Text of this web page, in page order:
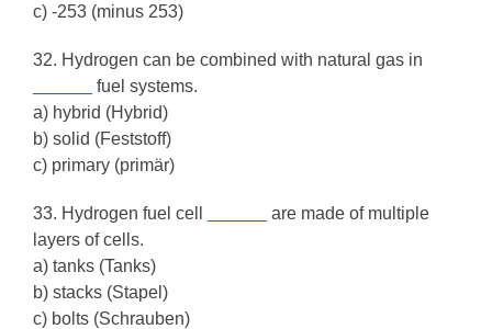
c) -253 (minus 253)
32. Hydrogen can be combined with natural gas in
fuel systems.
a) hybrid (Hybrid)
b) solid (Feststoff)
c) primary (primär)
33. Hydrogen fuel cell
are made of multiple
layers of cells.
a) tanks (Tanks)
b) stacks (Stapel)
c) bolts (Schrauben)